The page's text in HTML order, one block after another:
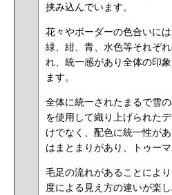
挟み込んでいます。
花々やボーダーの色合いに
緑、紺、青、水色等それぞ
れ、統一感があり全体の印
ます。
全体に統一されたまるで雪
を使用して織り上げられた
けでなく、配色に統一性が
はまとまりがあり、トゥー
毛足の流れがあることによ
度による見え方の違いが楽し